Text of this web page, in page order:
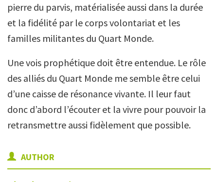
pierre du parvis, matérialisée aussi dans la durée
et la fidélité par le corps volontariat et les
familles militantes du Quart Monde.
Une vois prophétique doit être entendue. Le rôle
des alliés du Quart Monde me semble être celui
d’une caisse de résonance vivante. Il leur faut
donc d’abord l’écouter et la vivre pour pouvoir la
retransmettre aussi fidèlement que possible.
AUTHOR